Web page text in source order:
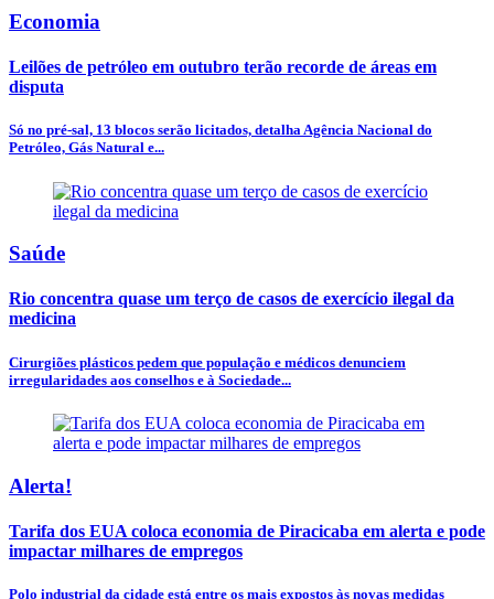
Economia
Leilões de petróleo em outubro terão recorde de áreas em
disputa
Só no pré-sal, 13 blocos serão licitados, detalha Agência Nacional do
Petróleo, Gás Natural e...
Saúde
Rio concentra quase um terço de casos de exercício ilegal da
medicina
Cirurgiões plásticos pedem que população e médicos denunciem
irregularidades aos conselhos e à Sociedade...
Alerta!
Tarifa dos EUA coloca economia de Piracicaba em alerta e pode
impactar milhares de empregos
Polo industrial da cidade está entre os mais expostos às novas medidas